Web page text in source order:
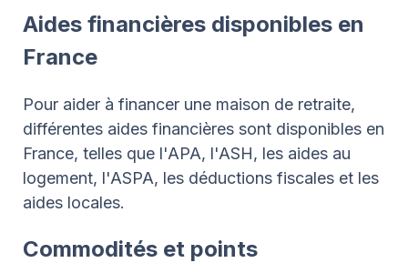
Aides financières disponibles en
France
Pour aider à financer une maison de retraite,
différentes aides financières sont disponibles en
France, telles que l'APA, l'ASH, les aides au
logement, l'ASPA, les déductions fiscales et les
aides locales.
Commodités et points